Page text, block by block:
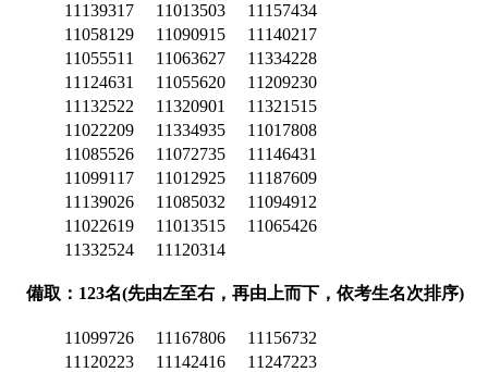
11139317
11013503
11157434
11058129
11090915
11140217
11055511
11063627
11334228
11124631
11055620
11209230
11132522
11320901
11321515
11022209
11334935
11017808
11085526
11072735
11146431
11099117
11012925
11187609
11139026
11085032
11094912
11022619
11013515
11065426
11332524
11120314
備取：123名(先由左至右，再由上而下，依考生名次排序)
11099726 11167806
11156732
11120223
11142416
11247223